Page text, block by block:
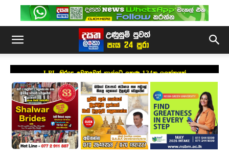
LPL කිරුළ වෙනුවෙන් ගාල්ලට ලකුණු 124ක ඉලක්කයක්